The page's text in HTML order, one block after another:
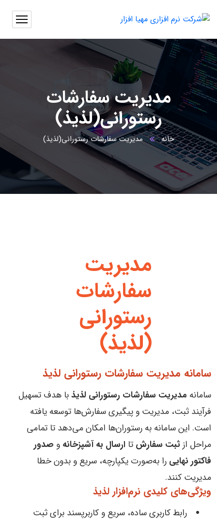
مدیریت سفارشات
رستورانی(لذیذ)
خانه مدیریت سفارشات رستورانی(لذیذ)
مدیریت
سفارشات
رستورانی
(لذیذ)
سامانه مدیریت سفارشات رستورانی لذیذ
سامانه مدیریت سفارشات رستورانی لذیذبا هدف تسهیل
فرآیند ثبت، مدیریت و پیگیری سفارش‌ها توسعه یافته
است. این سامانه به رستوران‌ها امکان می‌دهد تا تمامی
مراحل از ثبت سفارش تا ارسال به آشپزخانه و صدور
فاکتور نهایی را به‌صورت یکپارچه، سریع و بدون خطا
مدیریت کنند.
ویژگی‌های کلیدی نرم‌افزار لذیذ
رابط کاربری ساده، سریع و کاربرپسند برای ثبت